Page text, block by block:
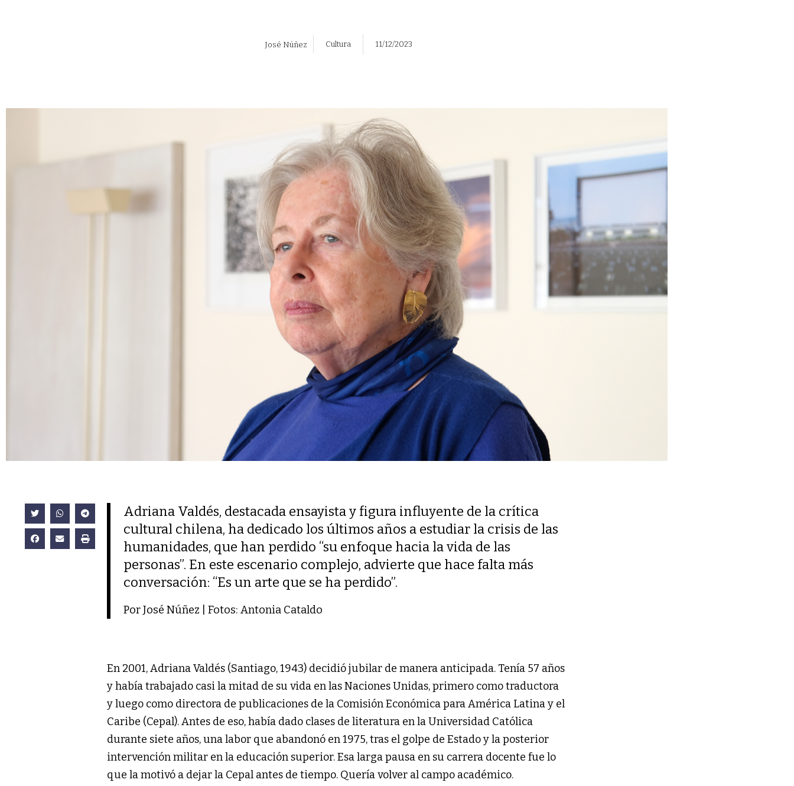
José Núñez Cultura 11/12/2023
Adriana Valdés, destacada ensayista y figura influyente de la crítica
cultural chilena, ha dedicado los últimos años a estudiar la crisis de las
humanidades, que han perdido “su enfoque hacia la vida de las
personas”. En este escenario complejo, advierte que hace falta más
conversación: “Es un arte que se ha perdido”.
Por José Núñez | Fotos: Antonia Cataldo
En 2001, Adriana Valdés (Santiago, 1943) decidió jubilar de manera anticipada. Tenía 57 años
y había trabajado casi la mitad de su vida en las Naciones Unidas, primero como traductora
y luego como directora de publicaciones de la Comisión Económica para América Latina y el
Caribe (Cepal). Antes de eso, había dado clases de literatura en la Universidad Católica
durante siete años, una labor que abandonó en 1975, tras el golpe de Estado y la posterior
intervención militar en la educación superior. Esa larga pausa en su carrera docente fue lo
que la motivó a dejar la Cepal antes de tiempo. Quería volver al campo académico.